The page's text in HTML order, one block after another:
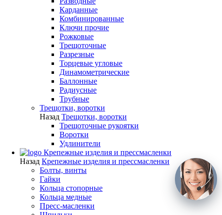
Карданные
Комбинированные
Ключи прочие
Рожковые
Трещоточные
Разрезные
Торцевые угловые
Динамометрические
Баллонные
Радиусные
Трубные
Трещотки, воротки
Назад Трещотки, воротки
Трещоточные рукоятки
Воротки
Удлинители
Крепежные изделия и прессмасленки
Назад Крепежные изделия и прессмасленки
Болты, винты
Гайки
Кольца стопорные
Кольца медные
Пресс-масленки